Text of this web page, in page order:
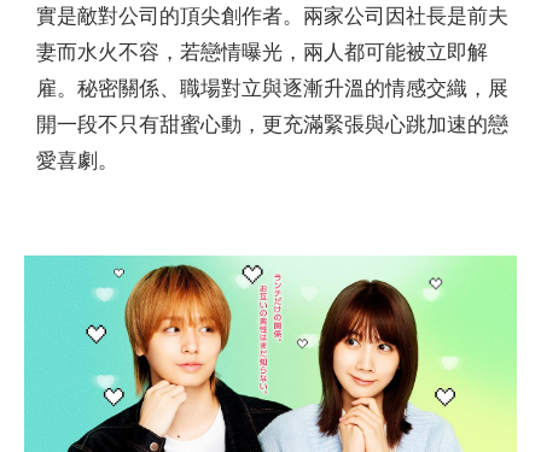
實是敵對公司的頂尖創作者。兩家公司因社長是前夫
妻而水火不容，若戀情曝光，兩人都可能被立即解
雇。秘密關係、職場對立與逐漸升溫的情感交織，展
開一段不只有甜蜜心動，更充滿緊張與心跳加速的戀
愛喜劇。